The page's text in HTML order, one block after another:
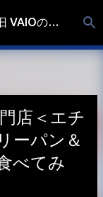
に移動 高齢者が行く！人生の心めし！（旧 VAIOの食べ歩き）
店＜エチ
ーパン＆
べてみ